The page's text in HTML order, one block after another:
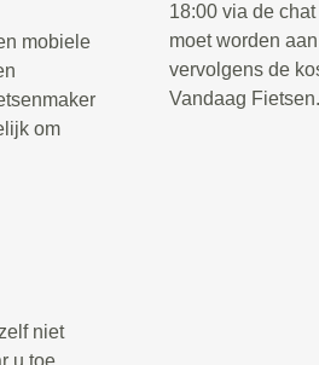
mobiele
om
niet
u toe
18:00 via de
moet worden
vervolgens de
Vandaag Fietsen.